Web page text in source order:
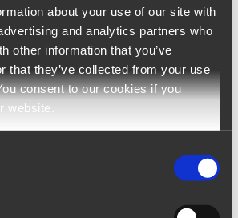
about your use of our site with
and analytics partners who
other information that you’ve
that they’ve collected from your use
consent to our cookies if you
website.
de personnalité qui
une description détaillée du
correspondant est fournie.